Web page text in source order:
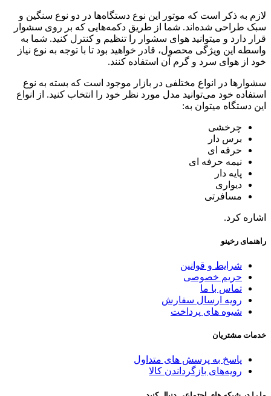
لازم به ذکر است که موتور این نوع دستگاه‌ها در دو نوع سنگین و
سبک طراحی شده‌اند. شما از طریق دکمه‌هایی که بر روی سشوار
قرار دارد و میتوانید هوای سشوار را تنظیم و کنترل کنید. شما به
واسطه این ویژگی محصول، قادر خواهید بود تا با توجه به نوع نیاز
خود از هوای سرد و گرم آن استفاده کنند.
سشوارها در انواع مختلفی در بازار موجود است که بسته به نوع
استفاده خود می‌توانید مدل مورد نظر خود را انتخاب کنید. از انواع
این دستگاه میتوان به:
چرخشی
برس دار
حرفه ای
نیمه حرفه ای
پایه دار
دیواری
مسافرتی
اشاره کرد.
راهنمای رخینو
شرایط و قوانین
حریم خصوصی
تماس با ما
رویه ارسال سفارش
شیوه های پرداخت
خدمات مشتریان
پاسخ به پرسش های متداول
رویه‌های بازگرداندن کالا